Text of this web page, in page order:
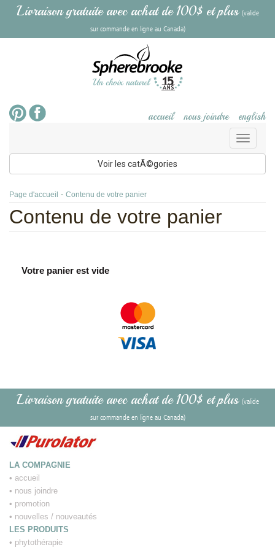
Livraison gratuite avec achat de 100$ et plus (valide
sur commande en ligne au Canada)
accueil nous joindre english
Toggle
Voir les catÃ©gories
Page d'accueil - Contenu de votre panier
Contenu de votre panier
Votre panier est vide
Livraison gratuite avec achat de 100$ et plus (valide
sur commande en ligne au Canada)
LA COMPAGNIE
• accueil
• nous joindre
• promotion
• nouvelles / nouveautés
LES PRODUITS
• phytothérapie